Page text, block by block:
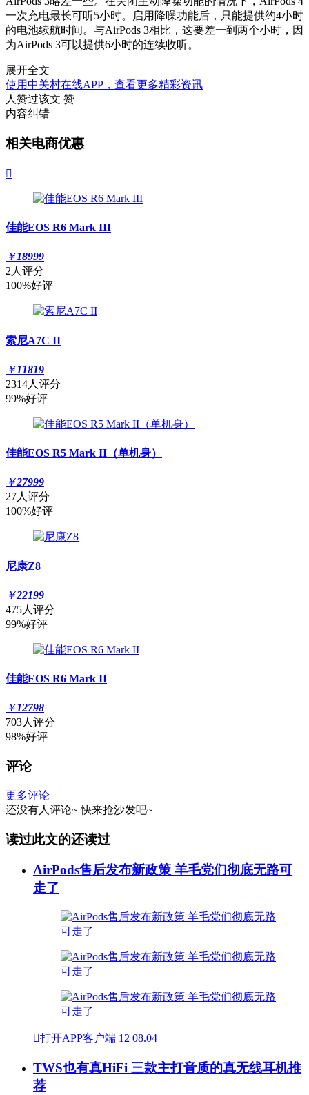
一次充电最长可听5小时。启用降噪功能后，只能提供约4小时
的电池续航时间。与AirPods 3相比，这要差一到两个小时，因
为AirPods 3可以提供6小时的连续收听。
展开全文
使用中关村在线APP，查看更多精彩资讯
人赞过该文 赞
内容纠错
相关电商优惠

佳能EOS R6 Mark III
￥18999
2人评分
100%好评
索尼A7C II
￥11819
2314人评分
99%好评
佳能EOS R5 Mark II（单机身）
￥27999
27人评分
100%好评
尼康Z8
￥22199
475人评分
99%好评
佳能EOS R6 Mark II
￥12798
703人评分
98%好评
评论
更多评论
还没有人评论~ 快来抢沙发吧~
读过此文的还读过
AirPods售后发布新政策 羊毛党们彻底无路可
走了
打开APP客户端 12 08.04
TWS也有真HiFi 三款主打音质的真无线耳机推
荐